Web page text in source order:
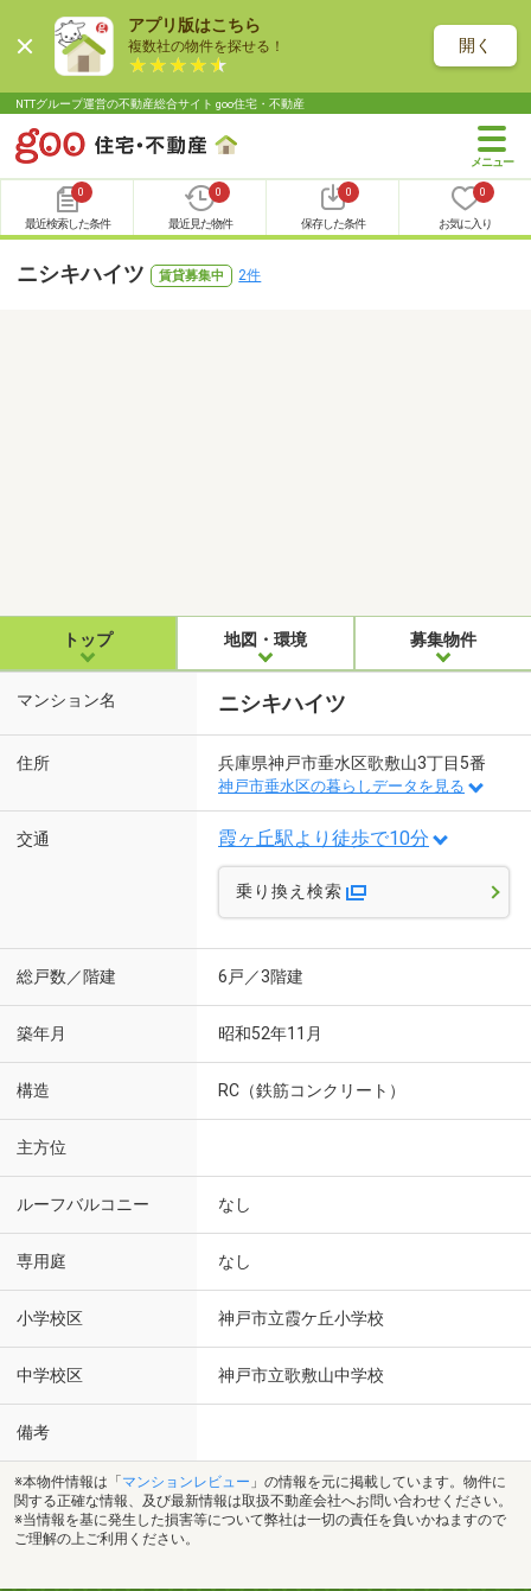
アプリ版はこちら
複数社の物件を探せる！ 開く
NTTグループ運営の不動産総合サイト goo住宅・不動産
0
最近検索した条件
0
最近見た物件
0
保存した条件
0
お気に入り
ニシキハイツ 賃貸募集中 2件
トップ 地図・環境 募集物件
マンション名 ニシキハイツ
住所 兵庫県神戸市垂水区歌敷山3丁目5番
神戸市垂水区の暮らしデータを見る
交通 霞ヶ丘駅より徒歩で10分
乗り換え検索
総戸数／階建 6戸／3階建
築年月 昭和52年11月
構造 RC（鉄筋コンクリート）
主方位
ルーフバルコニー なし
専用庭 なし
小学校区 神戸市立霞ケ丘小学校
中学校区 神戸市立歌敷山中学校
備考
※本物件情報は「 マンションレビュー 」の情報を元に掲載しています。物件に
関する正確な情報、及び最新情報は取扱不動産会社へお問い合わせください。
※当情報を基に発生した損害等について弊社は一切の責任を負いかねますので
ご理解の上ご利用ください。